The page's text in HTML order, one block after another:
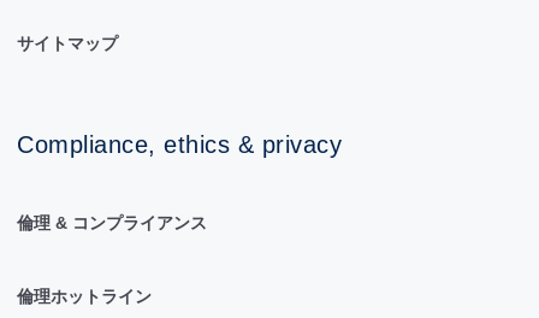
サイトマップ
Compliance, ethics & privacy
倫理 & コンプライアンス
倫理ホットライン